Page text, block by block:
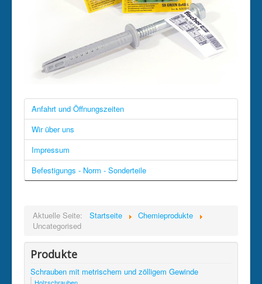
Anfahrt und Öffnungszeiten
Wir über uns
Impressum
Befestigungs - Norm - Sonderteile
Aktuelle Seite: Startseite
Chemieprodukte
Uncategorised
Produkte
Schrauben mit metrischem und zölligem Gewinde
Holzschrauben